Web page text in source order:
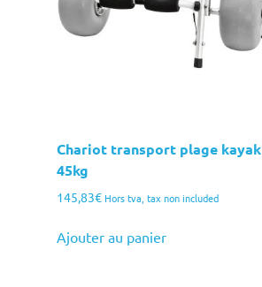
Chariot transport plage kayak
45kg
145,83€ Hors tva, tax non included
Ajouter au panier